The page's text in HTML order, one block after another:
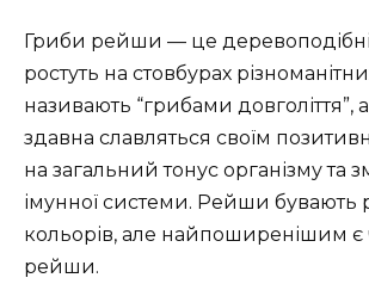
Гриби рейши — це деревоподібні
ростуть на стовбурах
називають “грибами довголіття”,
здавна славляться своїм
на загальний тонус організму та
імунної системи. Рейши бувають
кольорів, але найпоширенішим
рейши.